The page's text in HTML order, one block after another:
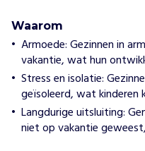
Waarom
Armoede: Gezinnen in
vakantie, wat hun
Stress en isolatie:
geïsoleerd, wat kinderen
Langdurige uitsluiting:
niet op vakantie